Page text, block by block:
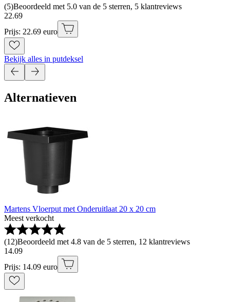
(5)Beoordeeld met 5.0 van de 5 sterren, 5 klantreviews
22.69
Prijs: 22.69 euro
Bekijk alles in putdeksel
Alternatieven
Martens Vloerput met Onderuitlaat 20 x 20 cm
Meest verkocht
(12)Beoordeeld met 4.8 van de 5 sterren, 12 klantreviews
14.09
Prijs: 14.09 euro